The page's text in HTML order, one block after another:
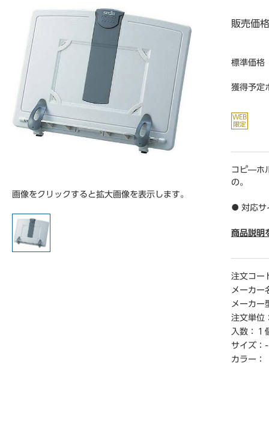
画像をクリックすると拡大画像を表示します。
販売価格
標準価格
獲得予定
コピ―ホ
の。
● 対応サ
● 原稿セ
● 角度／
● 単位／
※開封後
商品説明
注文コー
メーカー
メーカー
注文単位
入数：
１
サイズ： -
カラー：